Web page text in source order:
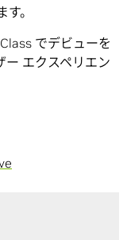
。
でデビューを
エクスペリエン